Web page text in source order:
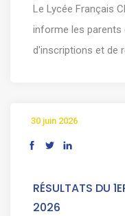
Le Lycée Français
informe les parents
d'inscriptions et de
30 juin 2026
RÉSULTATS DU
2026